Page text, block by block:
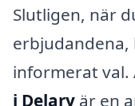
Slutligen, när
informerat val.
i Delary är en